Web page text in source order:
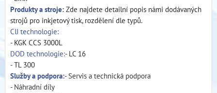
Produkty a stroje: Zde najdete detailní popis námi dodávaných
strojů pro inkjetový tisk, rozdělení dle typů.
CIJ technologie:
- KGK CCS 3000L
DOD technologie:- LC 16
- TL 300
Služby a podpora:- Servis a technická podpora
- Náhradní díly